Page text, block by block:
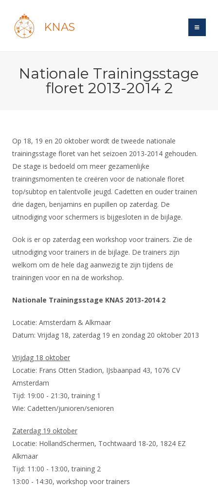
KNAS
Login
Forums
Maandelijks archief
Evenement
Website
Gebruiksvoorwaarden
Handleiding
Historie
Bond
Tarieven
Reglementen
Ledencijfers
Sponsors en Partners
Bestuur
Commissies
Ereleden
Leden van Verdiensten
Bondsbureau
Contact
Samenwerking
Formulieren
Alle Verenigingen
Nieuws
Verenigingsondersteuning
Schermen
Recreatiesport
Veteranen
Lichtzwaardschermen
Wedstrijdsport
Inschrijven
Reglementen
Schermpaspoort
Rolstoelschermen
KNAS Keurmerk
NK's
JPT
Veteranenwedstrijden
Nieuws
Wat is topsport
Nieuws
NK's
Oranje
DBT
FBT
SBT
Talentontwikkeling
Atletencommissie
Internationale Titeltoernooien
Informatie
Voor de jeugd
Spreekbeurtpakket
Ouders en vereniging
Jeugdkampen
Voor coaches en leraren
Nieuws
Nationale opleidingen
Opleidingen
Voor scheidsrechters
Nieuws
Scheidsrechterslijst
Scheidsrechter Documentatie
Opleidingen
Archief
Forums
Forums
Schermforum
Nieuws
Zoek Vereniging
Contact
Nationale Trainingsstage
floret 2013-2014 2
Op 18, 19 en 20 oktober wordt de tweede nationale
trainingsstage floret van het seizoen 2013-2014 gehouden.
De stage is bedoeld om meer gezamenlijke
trainingsmomenten te creëren voor de nationale floret
top/subtop en talentvolle jeugd. Cadetten en ouder trainen
drie dagen, benjamins en pupillen op zaterdag. De
uitnodiging voor schermers is bijgesloten in de bijlage.
Ook is er op zaterdag een workshop voor trainers. Zie de
uitnodiging voor trainers in de bijlage. De trainers zijn
welkom om de hele dag aanwezig te zijn tijdens de
trainingen voor en na de workshop.
Nationale Trainingsstage KNAS 2013-2014 2
Locatie: Amsterdam & Alkmaar
Datum: Vrijdag 18, zaterdag 19 en zondag 20 oktober 2013
Vrijdag 18 oktober
Locatie: Frans Otten Stadion, IJsbaanpad 43, 1076 CV
Amsterdam
Tijd: 19:00 - 21:30, training 1
Wie: Cadetten/junioren/senioren
Zaterdag 19 oktober
Locatie: HollandSchermen, Tochtwaard 18-20, 1824 EZ
Alkmaar
Tijd: 11:00 - 13:00, training 2
13:00 - 14:30, workshop voor trainers